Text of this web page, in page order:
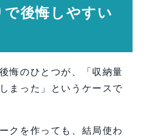
後悔しやすい
悔のひとつが、「収納量
まった」というケースで
クを作っても、結局使わ